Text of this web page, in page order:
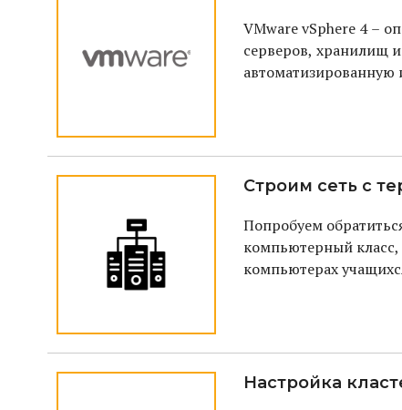
VMware vSphere 4 –
серверов, хранилищ
автоматизированную
Строим сеть с
Попробуем
компьютерный
компьютерах
Настройка